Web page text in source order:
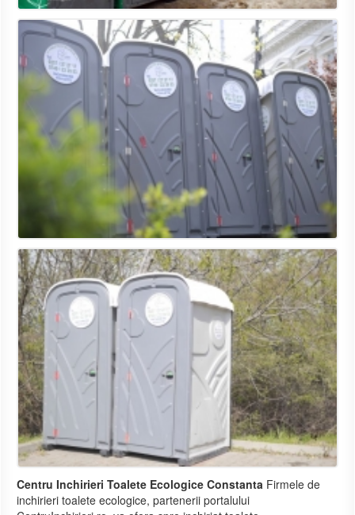
Centru Inchirieri Toalete Ecologice Constanta Firmele de
inchirieri toalete ecologice, partenerii portalului